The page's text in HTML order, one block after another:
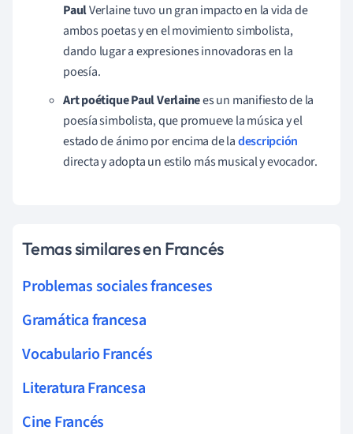
PaulVerlaine tuvo un gran impacto en la vida de
ambos poetas y en el movimiento simbolista,
dando lugar a expresiones innovadoras en la
poesía.
Art poétique Paul Verlainees un manifiesto de la
poesía simbolista, que promueve la música y el
estado de ánimo por encima de ladescripción
directa y adopta un estilo más musical y evocador.
Temas similares en Francés
Problemas sociales franceses
Gramática francesa
Vocabulario Francés
Literatura Francesa
Cine Francés